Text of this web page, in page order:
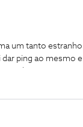
um tanto
ping ao mesmo
motivo? Reinstalei